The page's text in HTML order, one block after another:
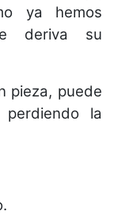
ya hemos
deriva su
pieza, puede
la